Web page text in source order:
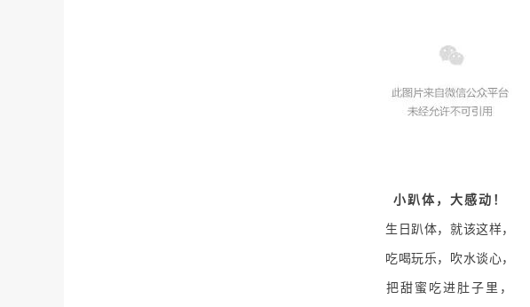
小趴体，大感动！
生日趴体，就该这样，
吃喝玩乐，吹水谈心，
把甜蜜吃进肚子里，